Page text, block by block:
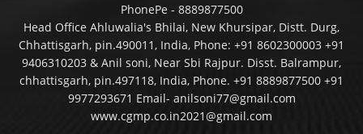
PhonePe - 8889877500
Head Office Ahluwalia's Bhilai, New Khursipar, Distt. Durg,
Chhattisgarh, pin.490011, India, Phone: +91 8602300003 +91
9406310203 & Anil soni, Near Sbi Rajpur. Disst. Balrampur,
chhattisgarh, pin.497118, India, Phone. +91 8889877500 +91
9977293671 Email- anilsoni77@gmail.com
www.cgmp.co.in2021@gmail.com